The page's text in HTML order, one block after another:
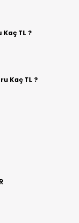
Kaç TL ?
Kaç TL ?